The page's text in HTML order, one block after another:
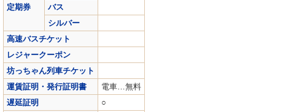
定期券
バス
シルバー
高速バスチケット
レジャークーポン
坊っちゃん列車チケット
運賃証明・発行証明書
電車…無料
遅延証明
○